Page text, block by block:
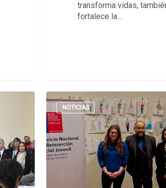
transforma vidas,
fortalece la…
NOTICIAS